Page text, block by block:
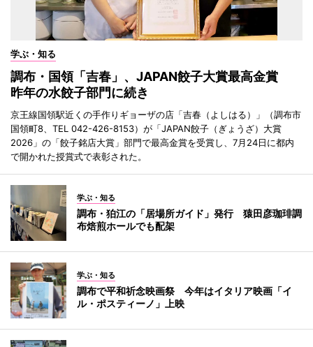
学ぶ・知る
調布・国領「吉春」、JAPAN餃子大賞最高金賞
昨年の水餃子部門に続き
京王線国領駅近くの手作りギョーザの店「吉春（よしはる）」（調布市
国領町8、TEL 042-426-8153）が「JAPAN餃子（ぎょうざ）大賞
2026」の「餃子銘店大賞」部門で最高金賞を受賞し、7月24日に都内
で開かれた授賞式で表彰された。
学ぶ・知る
調布・狛江の「居場所ガイド」発行 猿田彦珈琲調
布焙煎ホールでも配架
学ぶ・知る
調布で平和祈念映画祭 今年はイタリア映画「イ
ル・ポスティーノ」上映